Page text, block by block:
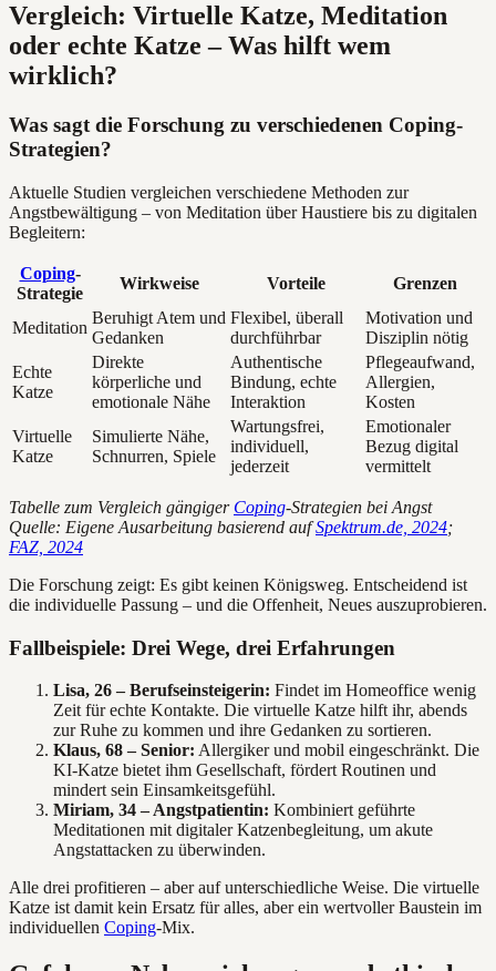
Vergleich: Virtuelle Katze, Meditation
oder echte Katze – Was hilft wem
wirklich?
Was sagt die Forschung zu verschiedenen Coping-
Strategien?
Aktuelle Studien vergleichen verschiedene Methoden zur
Angstbewältigung – von Meditation über Haustiere bis zu digitalen
Begleitern:
Coping-
Strategie
Wirkweise Vorteile Grenzen
Meditation
Beruhigt Atem und
Gedanken
Flexibel, überall
durchführbar
Motivation und
Disziplin nötig
Echte
Katze
Direkte
körperliche und
emotionale Nähe
Authentische
Bindung, echte
Interaktion
Pflegeaufwand,
Allergien,
Kosten
Virtuelle
Katze
Simulierte Nähe,
Schnurren, Spiele
Wartungsfrei,
individuell,
jederzeit
Emotionaler
Bezug digital
vermittelt
Tabelle zum Vergleich gängiger Coping-Strategien bei Angst
Quelle: Eigene Ausarbeitung basierend aufSpektrum.de, 2024;
FAZ, 2024
Die Forschung zeigt: Es gibt keinen Königsweg. Entscheidend ist
die individuelle Passung – und die Offenheit, Neues auszuprobieren.
Fallbeispiele: Drei Wege, drei Erfahrungen
Lisa, 26 – Berufseinsteigerin: Findet im Homeoffice wenig
Zeit für echte Kontakte. Die virtuelle Katze hilft ihr, abends
zur Ruhe zu kommen und ihre Gedanken zu sortieren.
Klaus, 68 – Senior: Allergiker und mobil eingeschränkt. Die
KI-Katze bietet ihm Gesellschaft, fördert Routinen und
mindert sein Einsamkeitsgefühl.
Miriam, 34 – Angstpatientin: Kombiniert geführte
Meditationen mit digitaler Katzenbegleitung, um akute
Angstattacken zu überwinden.
Alle drei profitieren – aber auf unterschiedliche Weise. Die virtuelle
Katze ist damit kein Ersatz für alles, aber ein wertvoller Baustein im
individuellen Coping-Mix.